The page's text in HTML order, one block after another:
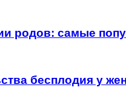
родов: самые
бесплодия у